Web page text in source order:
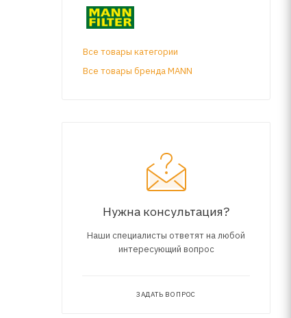
Все товары категории
Все товары бренда MANN
Нужна консультация?
Наши специалисты ответят на любой
интересующий вопрос
ЗАДАТЬ ВОПРОС